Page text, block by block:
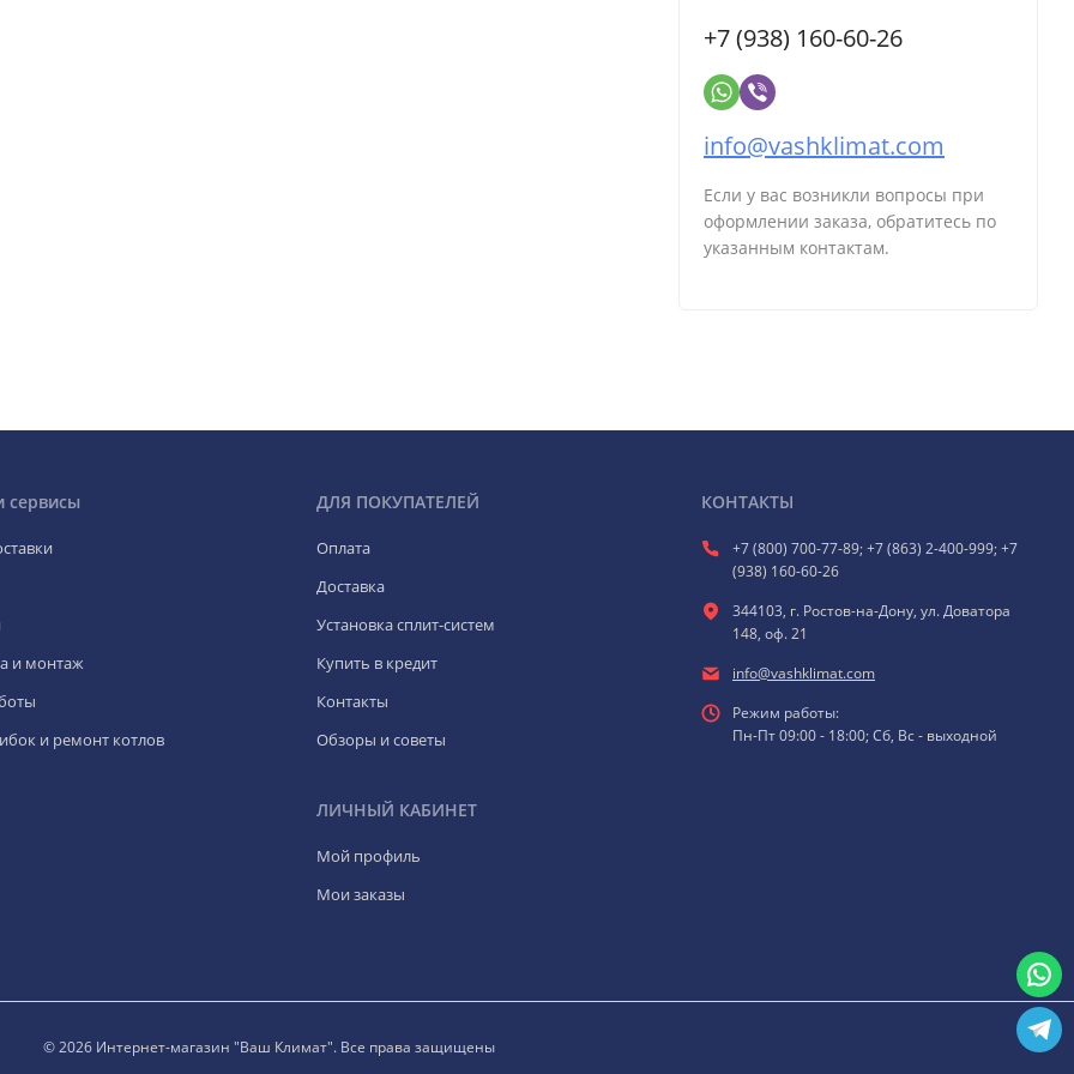
+7 (938) 160-60-26
info@vashklimat.com
Если у вас возникли вопросы при
оформлении заказа, обратитесь по
указанным контактам.
сервисы
и монтаж
и ремонт котлов
ДЛЯ ПОКУПАТЕЛЕЙ
Оплата
Доставка
Установка сплит-систем
Купить в кредит
Контакты
Обзоры и советы
ЛИЧНЫЙ КАБИНЕТ
Мой профиль
Мои заказы
КОНТАКТЫ
+7 (800) 700-77-89; +7 (863) 2-400-999; +7
(938) 160-60-26
344103, г. Ростов-на-Дону, ул. Доватора
148, оф. 21
info@vashklimat.com
Режим работы:
Пн-Пт 09:00 - 18:00; Сб, Вс - выходной
© 2026 Интернет-магазин "Ваш Климат". Все права защищены